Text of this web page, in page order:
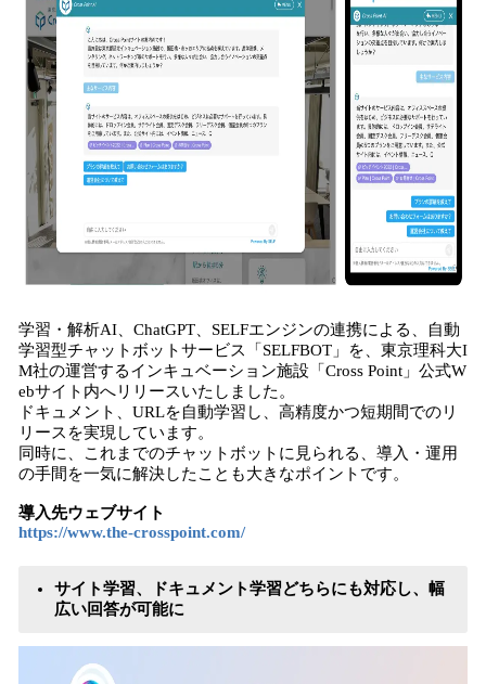
学習・解析AI、ChatGPT、SELFエンジンの連携による、自動
学習型チャットボットサービス「SELFBOT」を、東京理科大I
M社の運営するインキュベーション施設「Cross Point」公式W
ebサイト内へリリースいたしました。
ドキュメント、URLを自動学習し、高精度かつ短期間でのリ
リースを実現しています。
同時に、これまでのチャットボットに見られる、導入・運用
の手間を一気に解決したことも大きなポイントです。
導入先ウェブサイト
https://www.the-crosspoint.com/
サイト学習、ドキュメント学習どちらにも対応し、幅
広い回答が可能に